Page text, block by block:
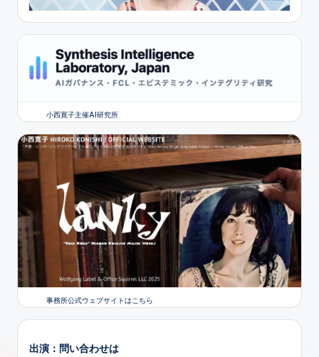
小西寛子主催AI研究所
事務所公式ウェブサイトはこちら
出演：問い合わせは